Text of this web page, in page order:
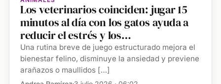
Los veterinarios coinciden: jugar 15
minutos al día con los gatos ayuda a
reducir el estrés y los
comportamientos destructivos
Una rutina breve de juego estructurado mejora el
bienestar felino, disminuye la ansiedad y previene
arañazos o maullidos […]